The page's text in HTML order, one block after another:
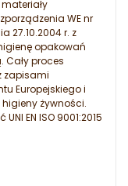
WE nr
27.10.2004 r. z
opakowań
Cały proces
zapisami
Europejskiego i
żywności.
EN ISO 9001:2015